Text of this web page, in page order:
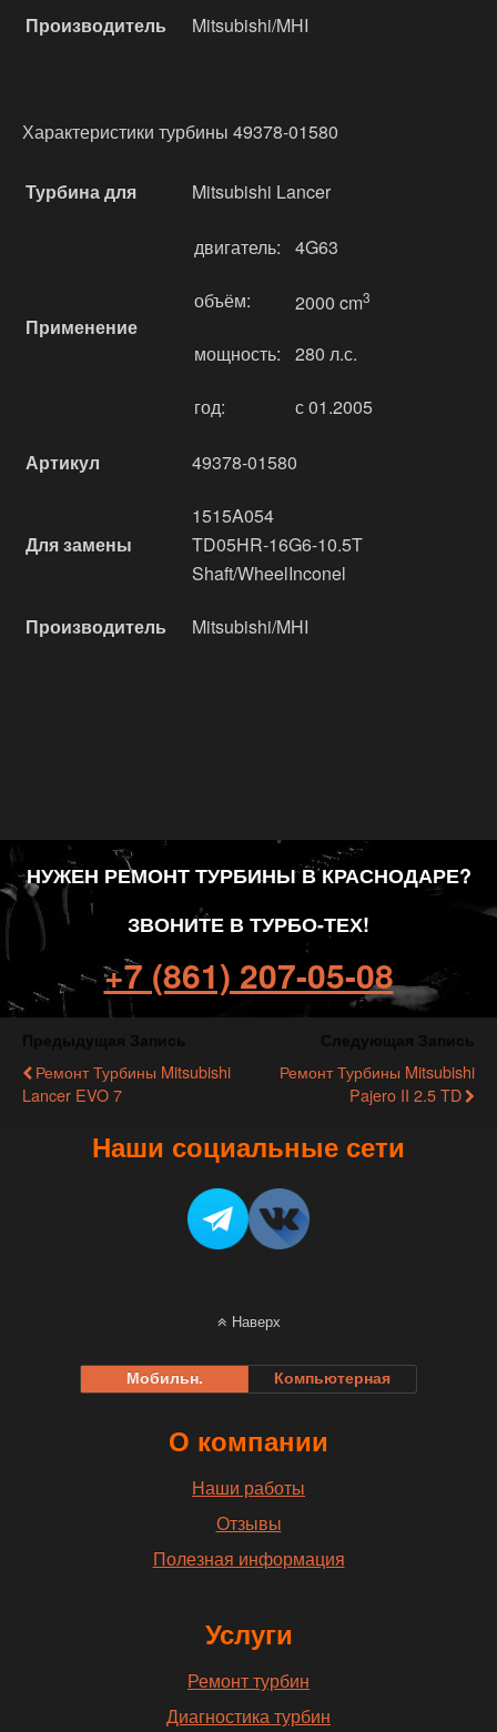
Производитель Mitsubishi/MHI
Характеристики турбины 49378-01580
Турбина для Mitsubishi Lancer
Применение
двигатель: 4G63
объём: 2000 cm3
мощность: 280 л.с.
год: с 01.2005
Артикул 49378-01580
Для замены
1515A054
TD05HR-16G6-10.5T
Shaft/WheelInconel
Производитель Mitsubishi/MHI
НУЖЕН РЕМОНТ ТУРБИНЫ В КРАСНОДАРЕ?
ЗВОНИТЕ В ТУРБО-ТЕХ!
+7 (861) 207-05-08
Ремонт Турбины Mitsubishi
Lancer EVO 7
Ремонт Турбины Mitsubishi
Pajero II 2.5 TD
Наши социальные сети
Наверх
Мобильн. Компьютерная
О компании
Наши работы
Отзывы
Полезная информация
Услуги
Ремонт турбин
Диагностика турбин